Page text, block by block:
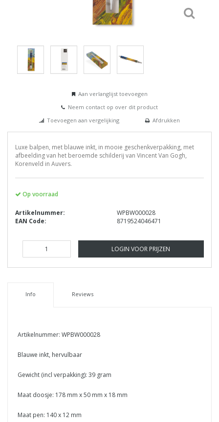
Aan verlanglijst toevoegen
Neem contact op over dit product
Toevoegen aan vergelijking
Afdrukken
Luxe balpen, met blauwe inkt, in mooie geschenkverpakking, met
afbeelding van het beroemde schilderij van Vincent Van Gogh,
Korenveld in Auvers.
Op voorraad
Artikelnummer:
WPBW000028
EAN Code:
8719524046471
LOGIN VOOR PRIJZEN
Info Reviews
Artikelnummer: WPBW000028
Blauwe inkt, hervulbaar
Gewicht (incl verpakking): 39 gram
Maat doosje: 178 mm x 50 mm x 18 mm
Maat pen: 140 x 12 mm